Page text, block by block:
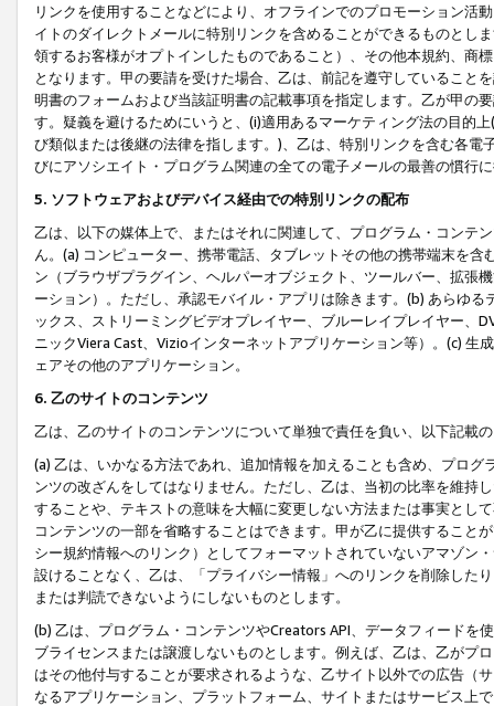
リンクを使用することなどにより、オフラインでのプロモーション活
イトのダイレクトメールに特別リンクを含めることができるものとし
領するお客様がオプトインしたものであること）、その他本規約、商
となります。甲の要請を受けた場合、乙は、前記を遵守していること
明書のフォームおよび当該証明書の記載事項を指定します。乙が甲の
す。疑義を避けるためにいうと、(i)適用あるマーケティング法の目的
び類似または後継の法律を指します。)、乙は、特別リンクを含む各
びにアソシエイト・プログラム関連の全ての電子メールの最善の慣行
5. ソフトウェアおよびデバイス経由での特別リンクの配布
乙は、以下の媒体上で、またはそれに関連して、プログラム・コンテ
ん。(a) コンピューター、携帯電話、タブレットその他の携帯端末を
ン（ブラウザプラグイン、ヘルパーオブジェクト、ツールバー、拡張
ーション）。ただし、承認モバイル・アプリは除きます。(b) あらゆ
ックス、ストリーミングビデオプレイヤー、ブルーレイプレイヤー、
ニックViera Cast、Vizioインターネットアプリケーション等）。(c)
ェアその他のアプリケーション。
6. 乙のサイトのコンテンツ
乙は、乙のサイトのコンテンツについて単独で責任を負い、以下記載
(a) 乙は、いかなる方法であれ、追加情報を加えることも含め、プロ
ンツの改ざんをしてはなりません。ただし、乙は、当初の比率を維持
することや、テキストの意味を大幅に変更しない方法または事実とし
コンテンツの一部を省略することはできます。甲が乙に提供すること
シー規約情報へのリンク）としてフォーマットされていないアマゾン
設けることなく、乙は、「プライバシー情報」へのリンクを削除した
または判読できないようにしないものとします。
(b) 乙は、プログラム・コンテンツやCreators API、データフィード
ブライセンスまたは譲渡しないものとします。例えば、乙は、乙がプ
はその他付与することが要求されるような、乙サイト以外での広告（
なるアプリケーション、プラットフォーム、サイトまたはサービス上